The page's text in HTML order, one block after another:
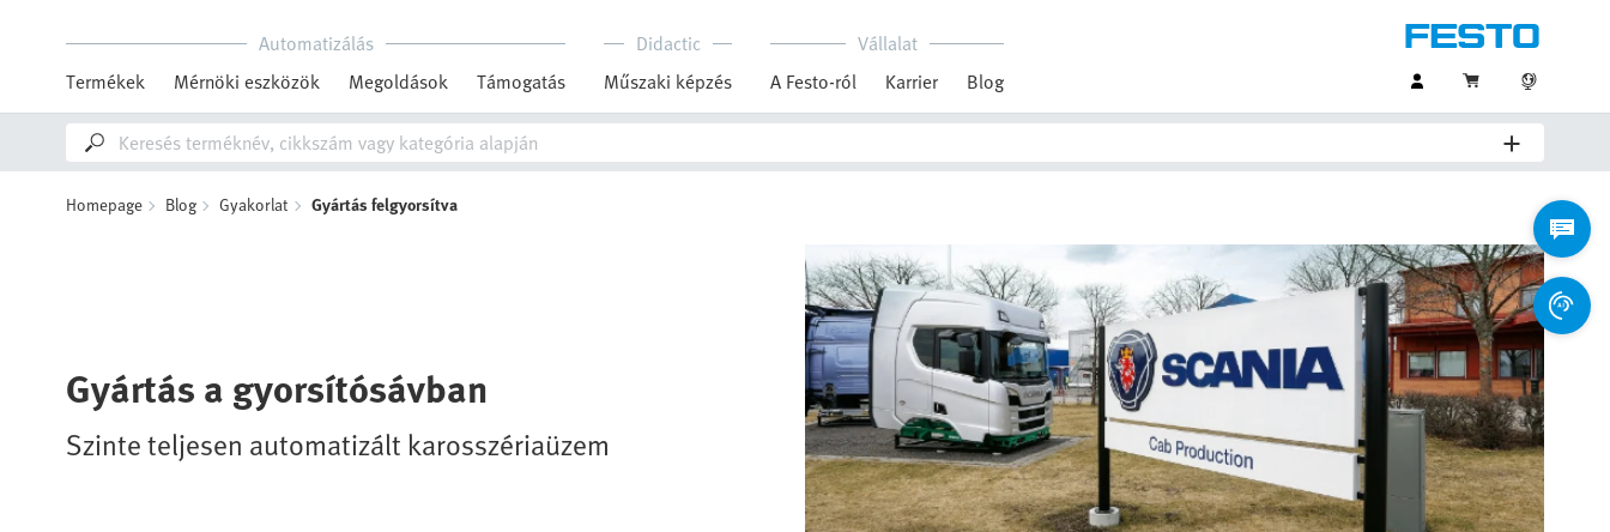
Automatizálás
Termékek
Mérnöki eszközök Megoldások Támogatás
Didactic
Műszaki képzés
Vállalat
A Festo-ról
Karrier Blog
Homepage Blog Gyakorlat Gyártás felgyorsítva
Gyártás a gyorsítósávban
Szinte teljesen automatizált karosszériaüzem